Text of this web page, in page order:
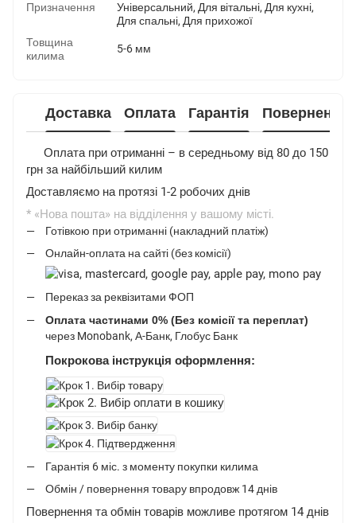
Призначення
Універсальний, Для вітальні, Для кухні,
Для спальні, Для прихожої
Товщина
килима
5-6 мм
Доставка Оплата Гарантія Повернення
Оплата при отриманні – в середньому від 80 до 150
грн за найбільший килим
Доставляємо на протязі 1-2 робочих днів
* «Нова пошта» на відділення у вашому місті.
Готівкою при отриманні (накладний платіж)
Онлайн-оплата на сайті (без комісії)
Переказ за реквізитами ФОП
Оплата частинами 0% (Без комісії та переплат)
через Monobank, А-Банк, Глобус Банк
Покрокова інструкція оформлення:
Гарантія 6 міс. з моменту покупки килима
Обмін / повернення товару впродовж 14 днів
Повернення та обмін товарів можливе протягом 14 днів